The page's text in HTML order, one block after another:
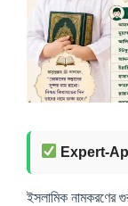
Expert-
ইসলামিক নামকরণের